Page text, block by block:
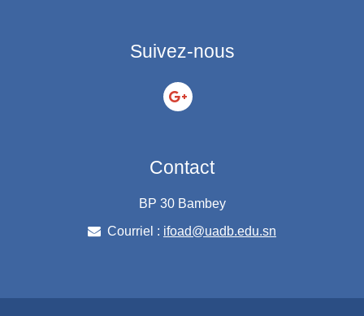
Suivez-nous
Contact
BP 30 Bambey
Courriel : ifoad@uadb.edu.sn